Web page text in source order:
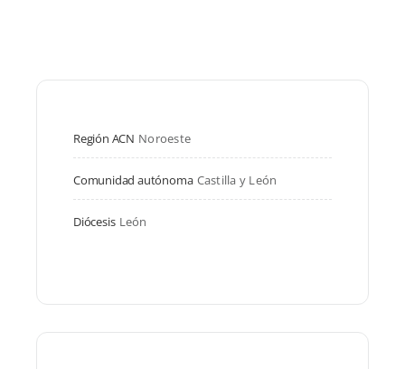
Región ACN Noroeste
Comunidad autónoma Castilla y León
Diócesis León